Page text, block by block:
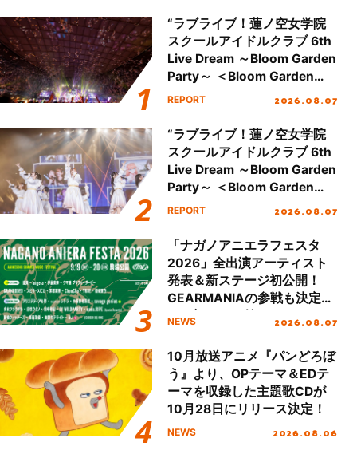
“ラブライブ！蓮ノ空女学院
スクールアイドルクラブ 6th
Live Dream ～Bloom Garden
Party～ ＜Bloom Garden
Party Stage／埼玉公演＞”
REPORT 2026.08.07
“ラブライブ！蓮ノ空女学院
スクールアイドルクラブ 6th
Live Dream ～Bloom Garden
Party～ ＜Bloom Garden
Party Stage／埼玉公演＞”
REPORT 2026.08.07
「ナガノアニエラフェスタ
2026」全出演アーティスト
発表＆新ステージ初公開！
GEARMANIAの参戦も決定
し、初となる第3ステージの
NEWS 2026.08.07
10月放送アニメ『パンどろぼ
う』より、OPテーマ＆EDテ
ーマを収録した主題歌CDが
10月28日にリリース決定！
NEWS 2026.08.06